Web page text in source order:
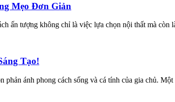
Mẹo Đơn Giản
ấn tượng không chỉ là việc lựa chọn nội thất mà còn
Tạo!
ánh phong cách sống và cá tính của gia chủ.